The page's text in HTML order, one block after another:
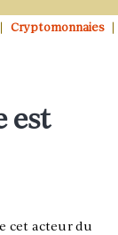
Cryptomonnaies
est
cet acteur du